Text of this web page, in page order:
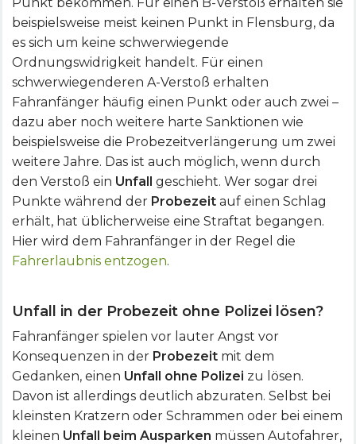
beispielsweise meist keinen Punkt in Flensburg, da
es sich um keine schwerwiegende
Ordnungswidrigkeit handelt. Für einen
schwerwiegenderen A-Verstoß erhalten
Fahranfänger häufig einen Punkt oder auch zwei –
dazu aber noch weitere harte Sanktionen wie
beispielsweise die Probezeitverlängerung um zwei
weitere Jahre. Das ist auch möglich, wenn durch
den Verstoß ein Unfall geschieht. Wer sogar drei
Punkte während der Probezeit auf einen Schlag
erhält, hat üblicherweise eine Straftat begangen.
Hier wird dem Fahranfänger in der Regel die
Fahrerlaubnis entzogen.
Unfall in der Probezeit ohne Polizei lösen?
Fahranfänger spielen vor lauter Angst vor
Konsequenzen in der Probezeit mit dem
Gedanken, einen Unfall ohne Polizei zu lösen.
Davon ist allerdings deutlich abzuraten. Selbst bei
kleinsten Kratzern oder Schrammen oder bei einem
kleinen Unfall beim Ausparken müssen Autofahrer,